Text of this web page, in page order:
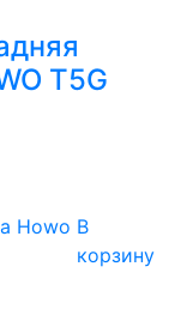
T5G
В
корзину